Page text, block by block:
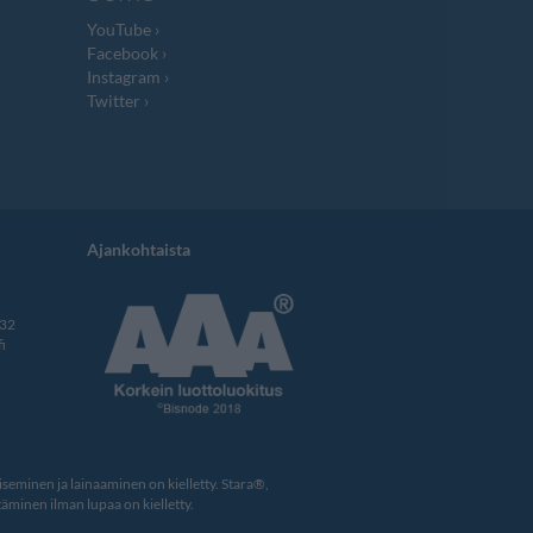
YouTube
Facebook
Instagram
Twitter
Ajankohtaista
ja lainaaminen on kielletty. Stara®,
ilman lupaa on kielletty.